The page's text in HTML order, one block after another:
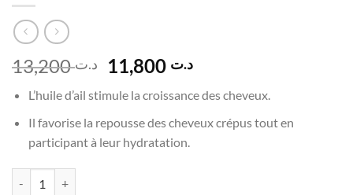
د.ت13,200
Le
prix
initial
était :
د.تLe
actuel
est :
L’huile d’ail stimule la croissance des cheveux.
Il favorise la repousse des cheveux crépus tout en
participant à leur hydratation.